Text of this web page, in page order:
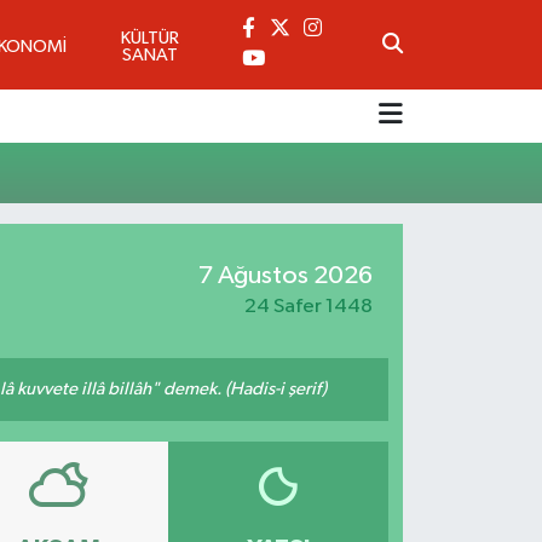
KÜLTÜR
SANAT
7 Ağustos 2026
24 Safer 1448
kuvvete illâ billâh" demek. (Hadis-i şerif)